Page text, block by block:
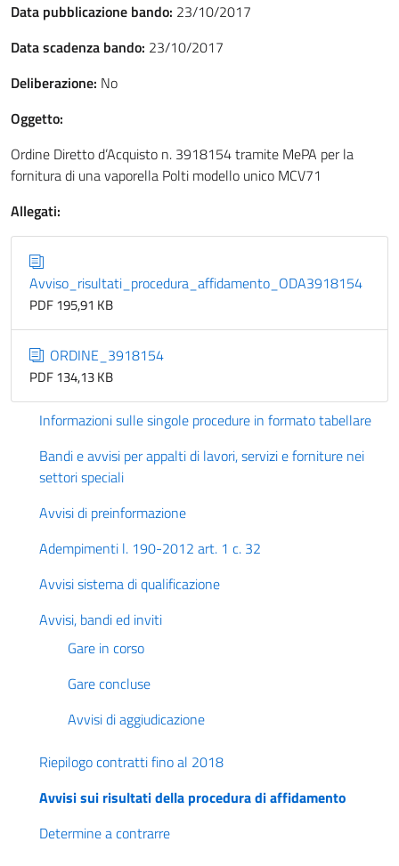
Data pubblicazione bando: 23/10/2017
Data scadenza bando: 23/10/2017
Deliberazione: No
Oggetto:
Ordine Diretto d’Acquisto n. 3918154 tramite MePA per la
fornitura di una vaporella Polti modello unico MCV71
Allegati:
Avviso_risultati_procedura_affidamento_ODA3918154
PDF 195,91 KB
ORDINE_3918154
PDF 134,13 KB
Informazioni sulle singole procedure in formato tabellare
Bandi e avvisi per appalti di lavori, servizi e forniture nei
settori speciali
Avvisi di preinformazione
Adempimenti l. 190-2012 art. 1 c. 32
Avvisi sistema di qualificazione
Avvisi, bandi ed inviti
Gare in corso
Gare concluse
Avvisi di aggiudicazione
Riepilogo contratti fino al 2018
Avvisi sui risultati della procedura di affidamento
Determine a contrarre